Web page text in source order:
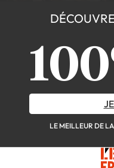
LE MEILLEUR DE